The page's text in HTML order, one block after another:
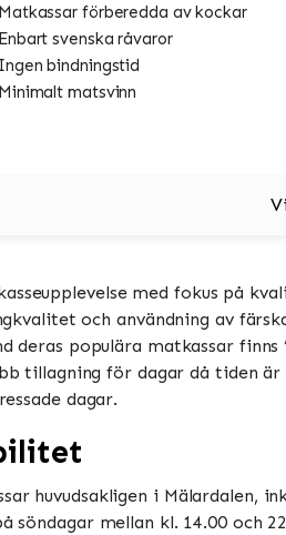
Matkassar förberedda av kockar
Enbart svenska råvaror
Ingen bindningstid
Minimalt matsvinn
med fokus på
och användning av
deras populära matkassar
tillagning för dagar då tiden
dagar​​​​.
huvudsakligen i Mälardalen,
söndagar mellan kl. 14.00